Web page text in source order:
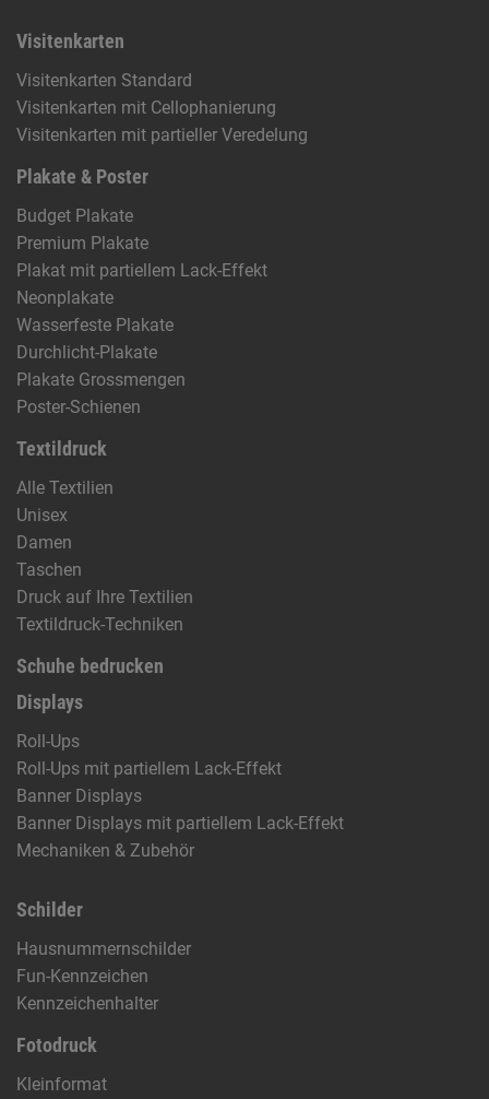
Visitenkarten
Visitenkarten Standard
Visitenkarten mit Cellophanierung
Visitenkarten mit partieller Veredelung
Plakate & Poster
Budget Plakate
Premium Plakate
Plakat mit partiellem Lack-Effekt
Neonplakate
Wasserfeste Plakate
Durchlicht-Plakate
Plakate Grossmengen
Poster-Schienen
Textildruck
Alle Textilien
Unisex
Damen
Taschen
Druck auf Ihre Textilien
Textildruck-Techniken
Schuhe bedrucken
Displays
Roll-Ups
Roll-Ups mit partiellem Lack-Effekt
Banner Displays
Banner Displays mit partiellem Lack-Effekt
Mechaniken & Zubehör
Schilder
Hausnummernschilder
Fun-Kennzeichen
Kennzeichenhalter
Fotodruck
Kleinformat